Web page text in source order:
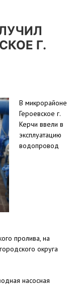
Г.
В микрорайоне
Героевское г.
Керчи ввели в
эксплуатацию
водопровод
пролива, на
округа
насосная